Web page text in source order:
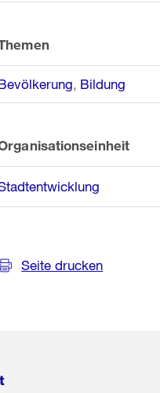
Bildung
Seite drucken